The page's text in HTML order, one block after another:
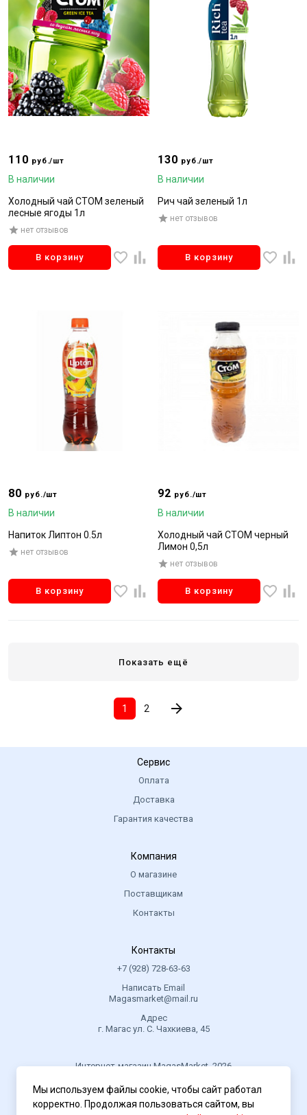
110 руб./шт
В наличии
Холодный чай СТОМ зеленый
лесные ягоды 1л
нет отзывов
В корзину
130 руб./шт
В наличии
Рич чай зеленый 1л
нет отзывов
В корзину
80 руб./шт
В наличии
Напиток Липтон 0.5л
нет отзывов
В корзину
92 руб./шт
В наличии
Холодный чай СТОМ черный
Лимон 0,5л
нет отзывов
В корзину
Показать ещё
1 2
Сервис
Оплата
Доставка
Гарантия качества
Компания
О магазине
Поставщикам
Контакты
Контакты
+7 (928) 728-63-63
Написать Email
Magasmarket@mail.ru
Адрес
г. Магас ул. С. Чахкиева, 45
Интернет-магазин MagasMarket, 2026
Мы используем файлы cookie, чтобы сайт работал
корректно. Продолжая пользоваться сайтом, вы